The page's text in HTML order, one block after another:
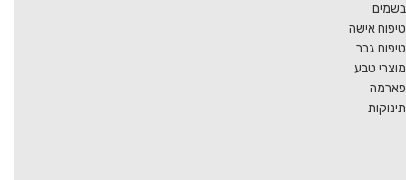
בשמים
טיפוח אישה
טיפוח גבר
מוצרי טבע
פארמה
תינוקות